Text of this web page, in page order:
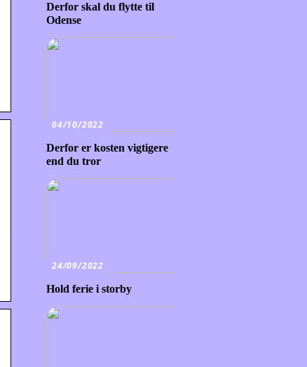
Derfor skal du flytte til
Odense
04/10/2022
Derfor er kosten vigtigere
end du tror
24/09/2022
Hold ferie i storby